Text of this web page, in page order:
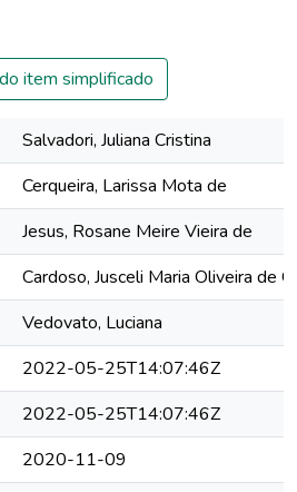
item simplificado
Salvadori, Juliana Cristina
Cerqueira, Larissa Mota de
Jesus, Rosane Meire Vieira de
Cardoso, Jusceli Maria Oliveira de
Vedovato, Luciana
2022-05-25T14:07:46Z
2022-05-25T14:07:46Z
2020-11-09